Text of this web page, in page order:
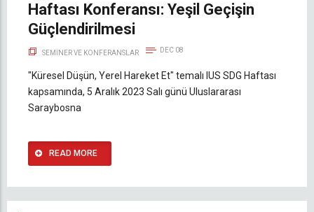
Haftası Konferansı: Yeşil Geçişin
Güçlendirilmesi
SEMINER VE KONFERANSLAR DEC 08
"Küresel Düşün, Yerel Hareket Et" temalı IUS SDG Haftası
kapsamında, 5 Aralık 2023 Salı günü Uluslararası
Saraybosna
READ MORE